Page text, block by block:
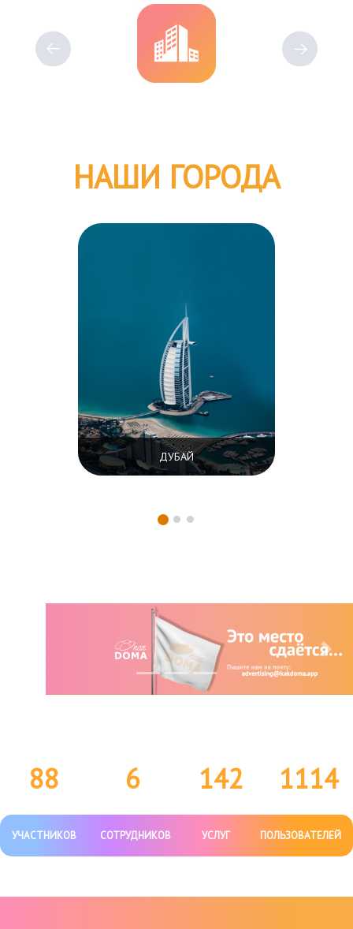
НАШИ ГОРОДА
ДУБАЙ
Next
88 6 142 1114
УЧАСТНИКОВ СОТРУДНИКОВ УСЛУГ ПОЛЬЗОВАТЕЛЕЙ